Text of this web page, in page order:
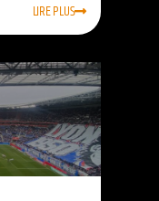
LIRE PLUS